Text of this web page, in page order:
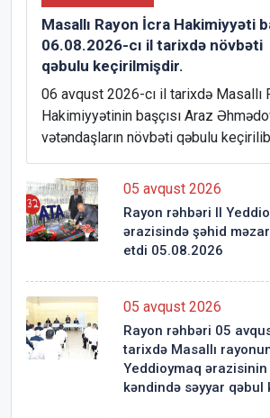
Masallı Rayon İcra Hakimiyyəti
06.08.2026-cı il tarixdə növbəti
qəbulu keçirilmişdir.
06 avqust 2026-cı il tarixdə Masallı
Hakimiyyətinin başçısı Araz
vətəndaşların növbəti qəbulu
05 avqust 2026
Rayon rəhbəri II
ərazisində şəhid
etdi 05.08.2026
05 avqust 2026
Rayon rəhbəri 05
tarixdə Masallı
Yeddioymaq ərazisinin
kəndində səyyar qəbul